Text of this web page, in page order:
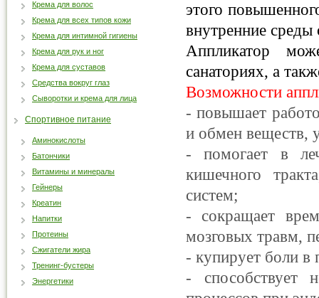
этого
внутренние среды
Аппликатор
санаториях, а
Возможности
- повышает
и обмен веществ,
- помогает в
кишечного
систем;
- сокращает
мозговых травм,
- купирует боли в
- способствует
Крема для волос
Крема для всех типов кожи
Крема для интимной гигиены
Крема для рук и ног
Крема для суставов
Средства вокруг глаз
Сыворотки и крема для лица
Спортивное питание
Аминокислоты
Батончики
Витамины и минералы
Гейнеры
Креатин
Напитки
Протеины
Сжигатели жира
Тренинг-бустеры
Энергетики